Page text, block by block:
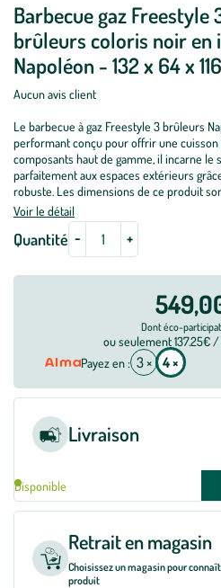
Barbecue gaz Freestyle
brûleurs coloris noir en
Napoléon - 132 x 64 x
Aucun avis client
Le barbecue à gaz Freestyle 3 brûleurs
performant conçu pour offrir une cuisson
composants haut de gamme, il incarne le
parfaitement aux espaces extérieurs
robuste. Les dimensions de ce produit
Voir le détail
Quantité
jour
-
jour
+
Dont éco-
ou seulement 137.25€
Payez en : 3 × 4 ×
Livraison
Disponible
Retrait en magasin
Choisissez un magasin pour
produit